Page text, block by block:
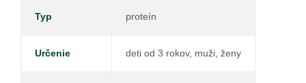
Typ proteín
Určenie deti od 3 rokov, muži, ženy